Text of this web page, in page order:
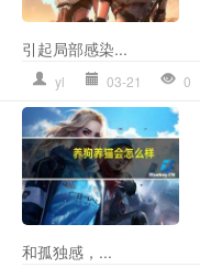
引起局部感染...
yl 03-21 0
和孤独感，...